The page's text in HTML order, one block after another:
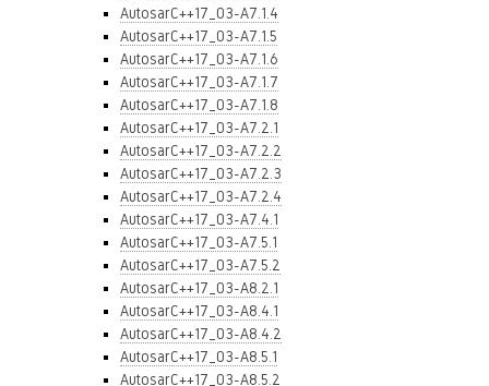
AutosarC++17_03-A7.1.4
AutosarC++17_03-A7.1.5
AutosarC++17_03-A7.1.6
AutosarC++17_03-A7.1.7
AutosarC++17_03-A7.1.8
AutosarC++17_03-A7.2.1
AutosarC++17_03-A7.2.2
AutosarC++17_03-A7.2.3
AutosarC++17_03-A7.2.4
AutosarC++17_03-A7.4.1
AutosarC++17_03-A7.5.1
AutosarC++17_03-A7.5.2
AutosarC++17_03-A8.2.1
AutosarC++17_03-A8.4.1
AutosarC++17_03-A8.4.2
AutosarC++17_03-A8.5.1
AutosarC++17_03-A8.5.2